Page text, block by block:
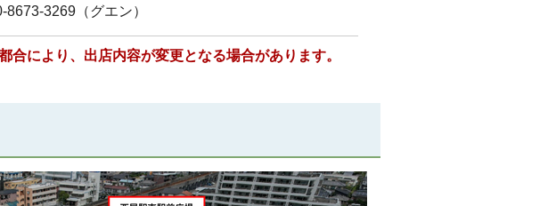
8673-3269（グエン）
合により、出店内容が変更となる場合があります。